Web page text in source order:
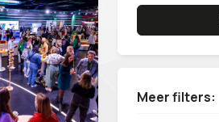
Meer filters: